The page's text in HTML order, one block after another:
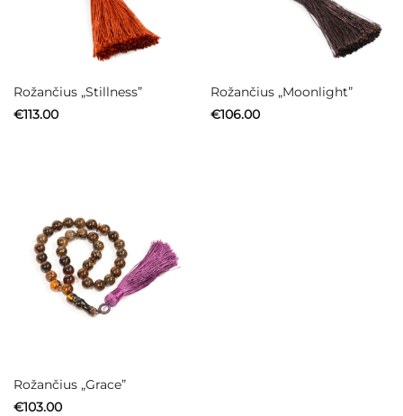
Rožančius „Stillness”
€113.00
Rožančius „Moonlight”
€106.00
Rožančius „Grace”
€103.00